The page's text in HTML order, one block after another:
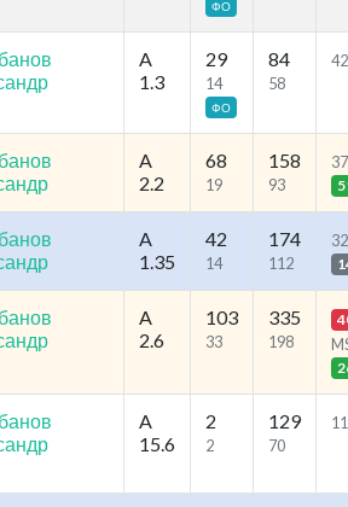
ФО
A
1.3
29
14
ФО
84
58
A
2.2
68
19
158
93
A
1.35
42
14
174
112
A
2.6
103
33
335
198
A
15.6
2
2
129
70